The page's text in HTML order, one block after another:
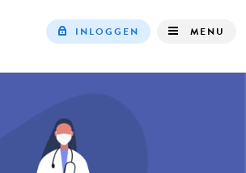
INLOGGEN MENU